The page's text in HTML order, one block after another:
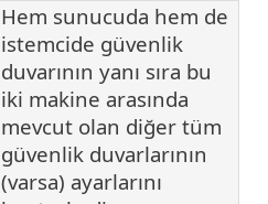
Hem sunucuda hem de
istemcide güvenlik
duvarının yanı sıra bu
iki makine arasında
mevcut olan diğer tüm
güvenlik duvarlarının
(varsa) ayarlarını